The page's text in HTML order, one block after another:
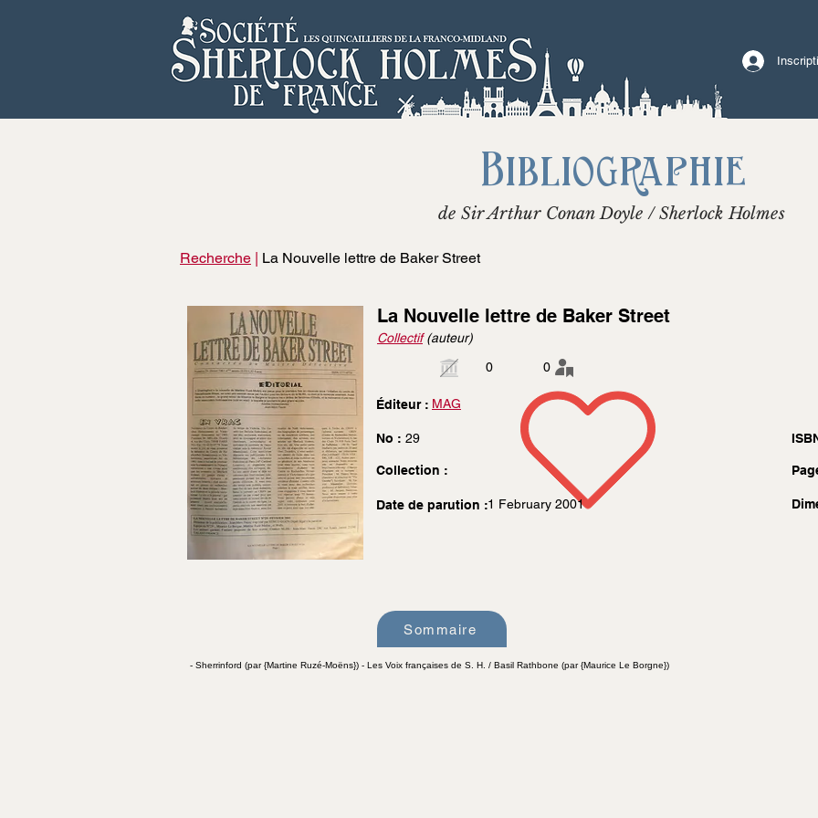
Bibliographie
de Sir Arthur Conan Doyle / Sherlock Holmes
Recherche | La Nouvelle lettre de Baker Street
La Nouvelle lettre de Baker Street
Collectif(auteur)
0
0
Éditeur : MAG
No : 29
Collection :
Date de parution :1 February 2001
Sommaire
- Sherrinford (par {Martine Ruzé-Moëns}) - Les Voix françaises de S. H. / Basil Rathbone (par {Maurice Le Borgne})